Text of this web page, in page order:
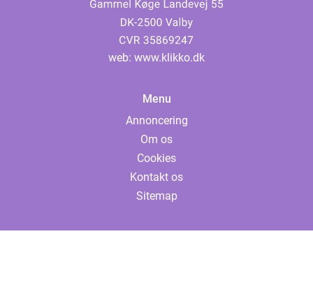
web: www.klikko.dk
Menu
Annoncering
Om os
Cookies
Kontakt os
Sitemap